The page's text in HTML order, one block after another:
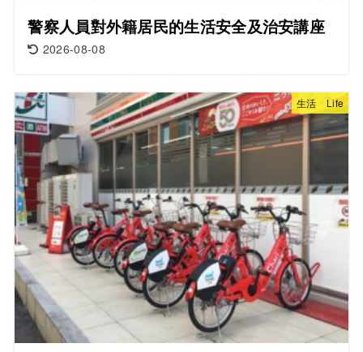
警察人員對外籍居民的生活安全及治安講座
2026-08-08
生活 Life